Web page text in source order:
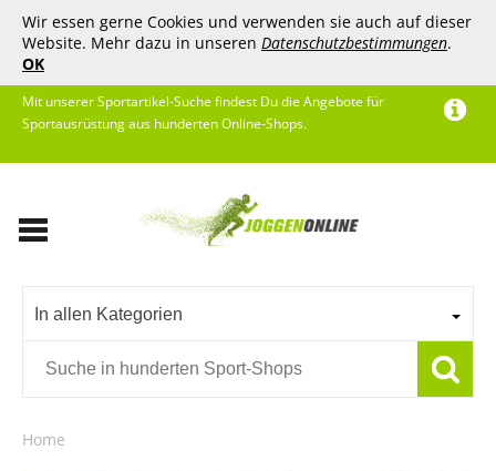
Wir essen gerne Cookies und verwenden sie auch auf dieser
Website. Mehr dazu in unseren Datenschutzbestimmungen.
OK
Mit unserer Sportartikel-Suche findest Du die Angebote für
Sportausrüstung aus hunderten Online-Shops.
In allen Kategorien
Home